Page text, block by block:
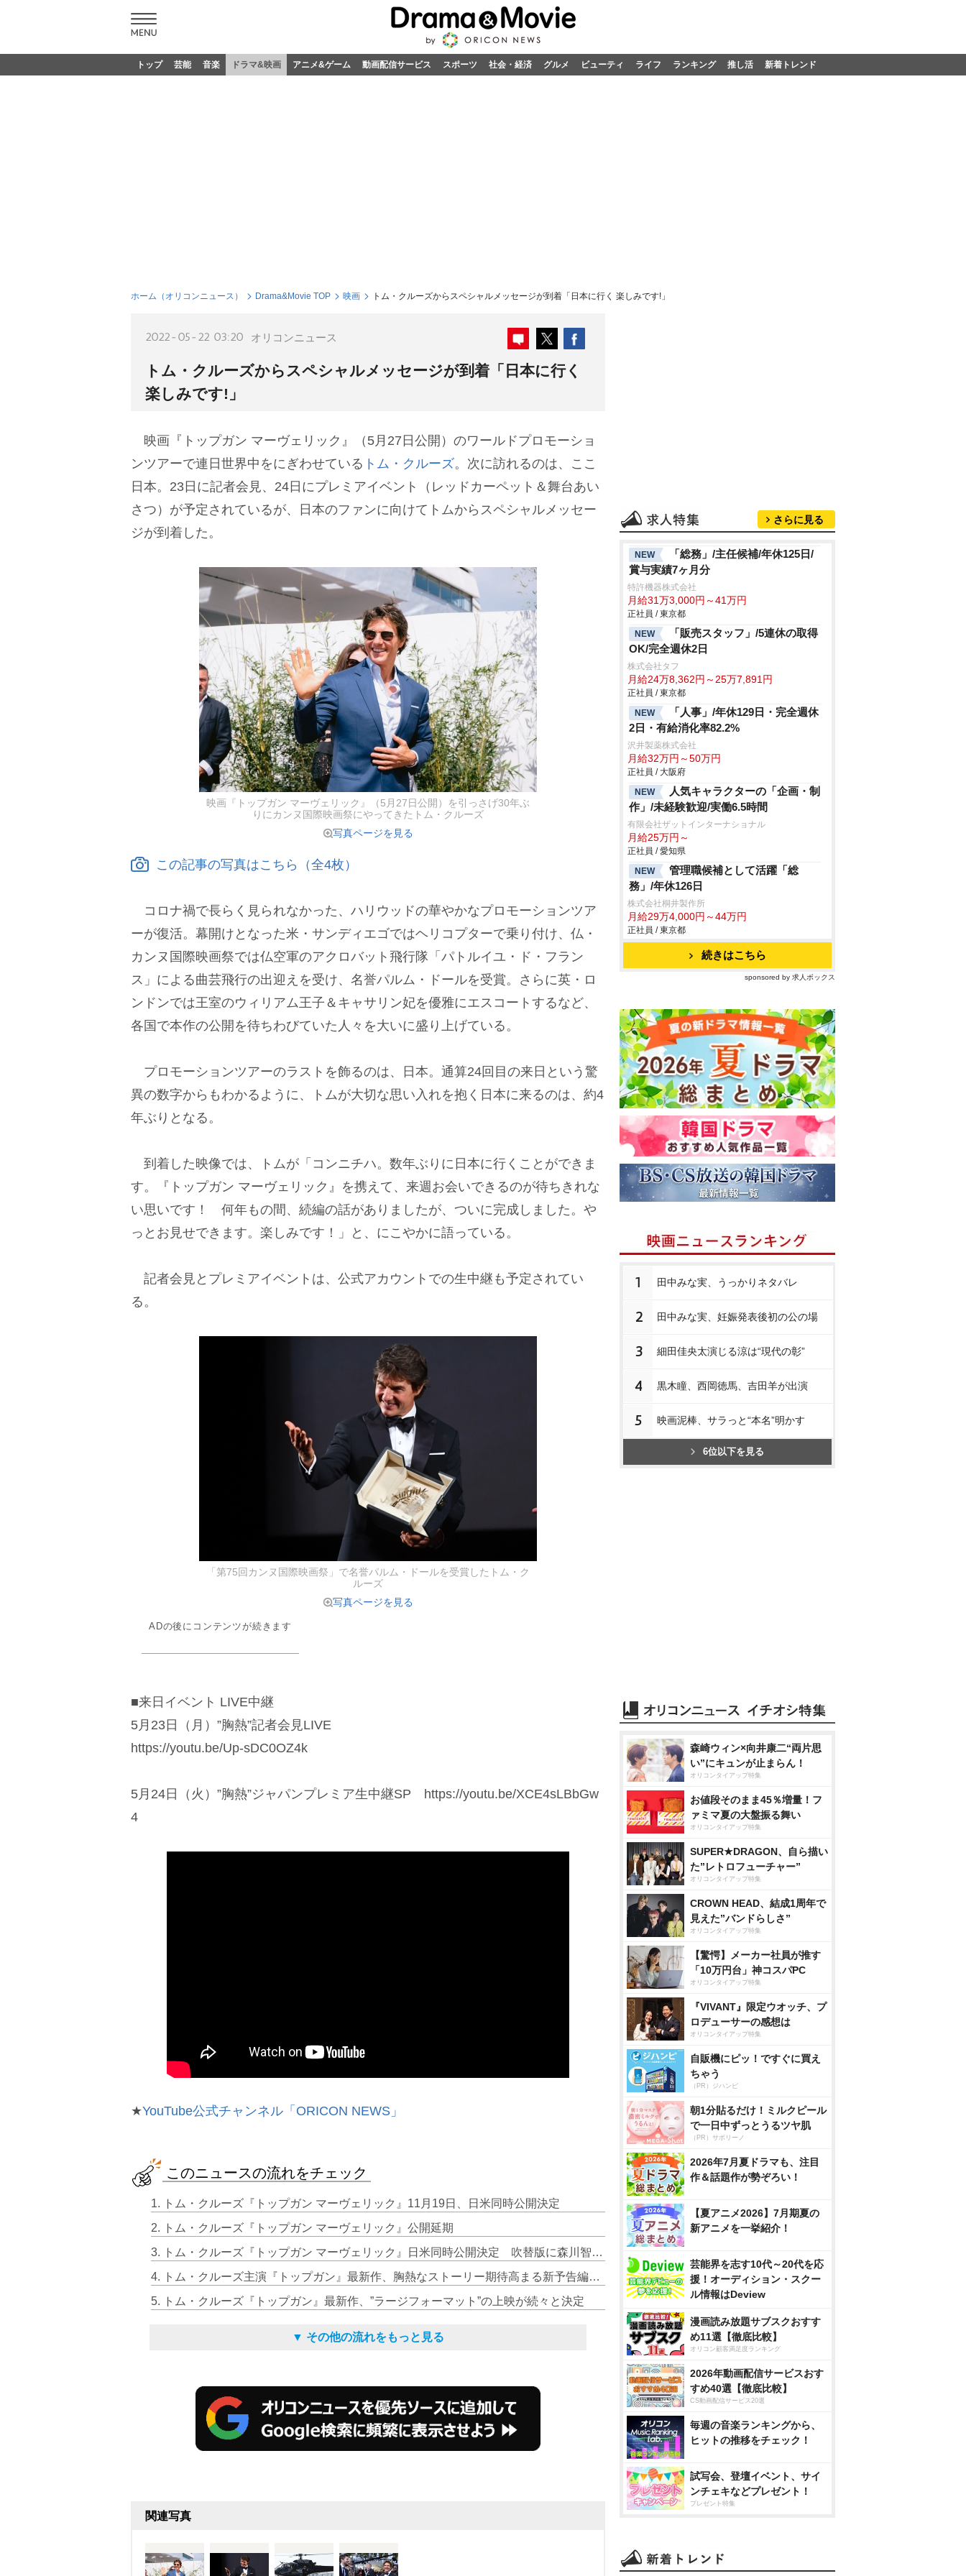
トップ 芸能 音楽 ドラマ&映画 アニメ&ゲーム 動画配信サービス スポーツ 社会・経済 グルメ ビューティ ライフ ランキング 推し活 新着トレンド
ホーム（オリコンニュース） Drama&Movie TOP 映画 トム・クルーズからスペシャルメッセージが到着「日本に行く 楽しみです!」
2022-05-22 03:20 オリコンニュース
トム・クルーズからスペシャルメッセージが到着「日本に行く
楽しみです!」
映画『トップガン マーヴェリック』（5月27日公開）のワールドプロモーショ
ンツアーで連日世界中をにぎわせている トム・クルーズ。次に訪れるのは、ここ
日本。23日に記者会見、24日にプレミアイベント（レッドカーペット＆舞台あい
さつ）が予定されているが、日本のファンに向けてトムからスペシャルメッセー
ジが到着した。
映画『トップガン マーヴェリック』（5月27日公開）を引っさげ30年ぶ
りにカンヌ国際映画祭にやってきたトム・クルーズ
写真ページを見る
この記事の写真はこちら（全4枚）
コロナ禍で長らく見られなかった、ハリウッドの華やかなプロモーションツア
ーが復活。幕開けとなった米・サンディエゴではヘリコプターで乗り付け、仏・
カンヌ国際映画祭では仏空軍のアクロバット飛行隊「パトルイユ・ド・フラン
ス」による曲芸飛行の出迎えを受け、名誉パルム・ドールを受賞。さらに英・ロ
ンドンでは王室のウィリアム王子＆キャサリン妃を優雅にエスコートするなど、
各国で本作の公開を待ちわびていた人々を大いに盛り上げている。
プロモーションツアーのラストを飾るのは、日本。通算24回目の来日という驚
異の数字からもわかるように、トムが大切な思い入れを抱く日本に来るのは、約4
年ぶりとなる。
到着した映像では、トムが「コンニチハ。数年ぶりに日本に行くことができま
す。『トップガン マーヴェリック』を携えて、来週お会いできるのが待ちきれな
い思いです！ 何年もの間、続編の話がありましたが、ついに完成しました。
っとお見せできます。楽しみです！」と、にこやかに語っている。
記者会見とプレミアイベントは、公式アカウントでの生中継も予定されてい
る。
「第75回カンヌ国際映画祭」で名誉パルム・ドールを受賞したトム・ク
ルーズ
写真ページを見る
ADの後にコンテンツが続きます
■来日イベント LIVE中継
5月23日（月）”胸熱”記者会見LIVE
https://youtu.be/Up-sDC0OZ4k
5月24日（火）”胸熱”ジャパンプレミア生中継SP https://youtu.be/XCE4sLBbGw
4
★YouTube公式チャンネル「ORICON NEWS」
このニュースの流れをチェック
1. トム・クルーズ『トップガン マーヴェリック』11月19日、日米同時公開決定
2. トム・クルーズ『トップガン マーヴェリック』公開延期
3. トム・クルーズ『トップガン マーヴェリック』日米同時公開決定 吹替版に森川智之＆宮野真守
4. トム・クルーズ主演『トップガン』最新作、胸熱なストーリー期待高まる新予告編解禁
5. トム・クルーズ『トップガン』最新作、”ラージフォーマット”の上映が続々と決定
▼ その他の流れをもっと見る
関連写真
さらに見る
NEW
「総務」/主任候補/年休125日/
賞与実績7ヶ月分
特許機器株式会社
月給31万3,000円～41万円
正社員 / 東京都
NEW
「販売スタッフ」/5連休の取得
OK/完全週休2日
株式会社タフ
月給24万8,362円～25万7,891円
正社員 / 東京都
NEW
「人事」/年休129日・完全週休
2日・有給消化率82.2%
沢井製薬株式会社
月給32万円～50万円
正社員 / 大阪府
NEW
人気キャラクターの「企画・制
作」/未経験歓迎/実働6.5時間
有限会社ザットインターナショナル
月給25万円～
正社員 / 愛知県
NEW
管理職候補として活躍「総
務」/年休126日
株式会社桐井製作所
月給29万4,000円～44万円
正社員 / 東京都
続きはこちら
sponsored by 求人ボックス
1 田中みな実、うっかりネタバレ
2 田中みな実、妊娠発表後初の公の場
3 細田佳央太演じる涼は“現代の彰”
4 黒木瞳、西岡徳馬、吉田羊が出演
5 映画泥棒、サラっと“本名”明かす
6位以下を見る
森崎ウィン×向井康二“両片思
い”にキュンが止まらん！
オリコンタイアップ特集
お値段そのまま45％増量！フ
ァミマ夏の大盤振る舞い
オリコンタイアップ特集
SUPER★DRAGON、自ら描い
た”レトロフューチャー”
オリコンタイアップ特集
CROWN HEAD、結成1周年で
見えた”バンドらしさ”
オリコンタイアップ特集
【驚愕】メーカー社員が推す
「10万円台」神コスパPC
オリコンタイアップ特集
『VIVANT』限定ウオッチ、プ
ロデューサーの感想は
オリコンタイアップ特集
自販機にピッ！ですぐに買え
ちゃう
（PR）ジハンピ
朝1分貼るだけ！ミルクピール
で一日中ずっとうるツヤ肌
（PR）サボリーノ
2026年7月夏ドラマも、注目
作＆話題作が勢ぞろい！
【夏アニメ2026】7月期夏の
新アニメを一挙紹介！
芸能界を志す10代～20代を応
援！オーディション・スクー
ル情報はDeview
漫画読み放題サブスクおすす
め11選【徹底比較】
オリコン顧客満足度ランキング
2026年動画配信サービスおす
すめ40選【徹底比較】
CS動画配信サービス20選
毎週の音楽ランキングから、
ヒットの推移をチェック！
試写会、登壇イベント、サイ
ンチェキなどプレゼント！
プレゼント特集